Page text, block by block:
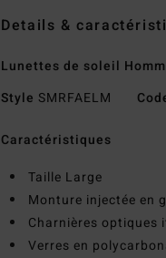
Details &
Lunettes de soleil
Style SMRFAELM
Caractéristiques
Taille Large
Monture injectée en
Charnières optiques
Verres en